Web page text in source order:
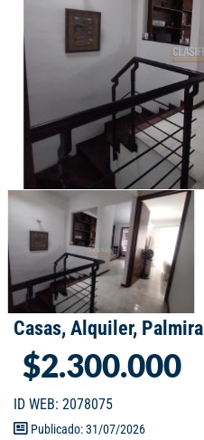
Casas, Alquiler, Palmira
$2.300.000
ID WEB: 2078075
Publicado: 31/07/2026